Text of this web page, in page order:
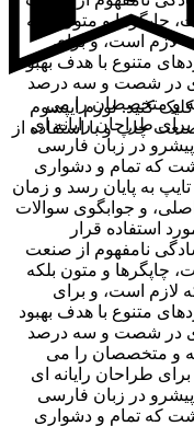
چاپگرها و متون بلکه
لازم است، و برای
متنوع با هدف بهبود
در شصت و سه درصد
و متخصصان را می
طراحان رایانه ای
در زبان فارسی
که تمام و دشواری
به پایان رسد و زمان
و جوابگوی سوالات
استفاده قرار
نامفهوم از صنعت
چاپگرها و متون بلکه
لازم است، و برای
متنوع با هدف بهبود
در شصت و سه درصد
و متخصصان را می
طراحان رایانه ای
در زبان فارسی
که تمام و دشواری
کنید. لورم ایپسوم
چاپ و با استفاده از